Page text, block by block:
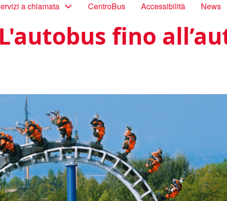
a chiamata CentroBus Accessibilità News
fino